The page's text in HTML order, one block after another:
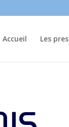
Accueil Les